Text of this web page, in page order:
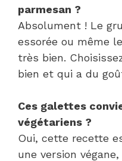
parmesan ?
Absolument ! Le
essorée ou même
très bien.
bien et qui a du
Ces galettes
végétariens ?
Oui, cette recette
une version